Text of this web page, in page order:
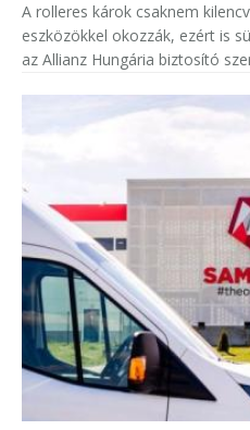
A rolleres károk csaknem
eszközökkel okozzák, ezért is
az Allianz Hungária biztosító